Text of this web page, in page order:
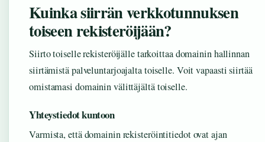
Kuinka siirrän verkkotunnuksen
toiseen rekisteröijään?
Siirto toiselle rekisteröijälle tarkoittaa domainin hallinnan
siirtämistä palveluntarjoajalta toiselle. Voit vapaasti siirtää
omistamasi domainin välittäjältä toiselle.
Yhteystiedot kuntoon
Varmista, että domainin rekisteröintitiedot ovat ajan